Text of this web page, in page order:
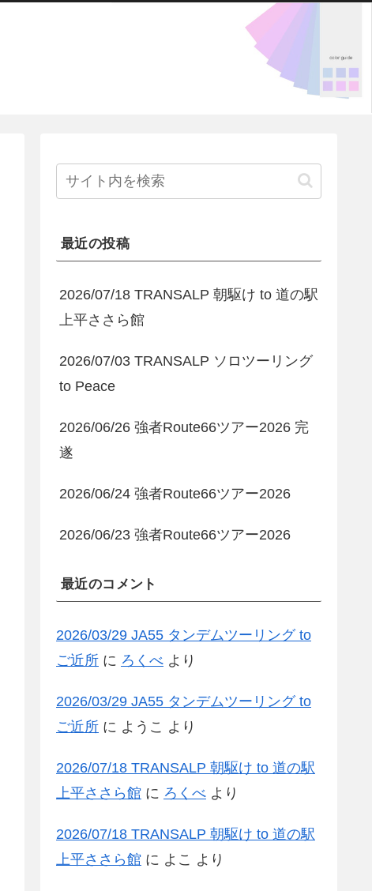
最近の投稿
2026/07/18 TRANSALP 朝駆け to 道の駅
上平ささら館
2026/07/03 TRANSALP ソロツーリング
to Peace
2026/06/26 強者Route66ツアー2026 完
遂
2026/06/24 強者Route66ツアー2026
2026/06/23 強者Route66ツアー2026
最近のコメント
2026/03/29 JA55 タンデムツーリング to
ご近所 に ろくべ より
2026/03/29 JA55 タンデムツーリング to
ご近所 に ようこ より
2026/07/18 TRANSALP 朝駆け to 道の駅
上平ささら館 に ろくべ より
2026/07/18 TRANSALP 朝駆け to 道の駅
上平ささら館 に よこ より